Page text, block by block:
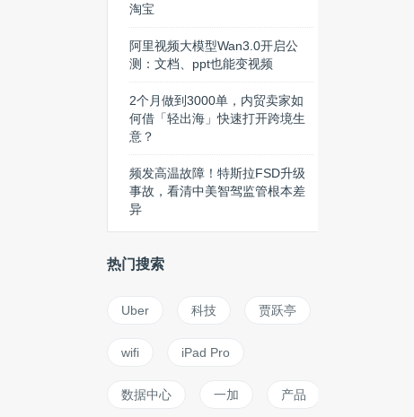
淘宝
阿里视频大模型Wan3.0开启公
测：文档、ppt也能变视频
2个月做到3000单，内贸卖家如
何借「轻出海」快速打开跨境生
意？
频发高温故障！特斯拉FSD升级
事故，看清中美智驾监管根本差
异
热门搜索
Uber 科技 贾跃亭
wifi iPad Pro
数据中心 一加 产品